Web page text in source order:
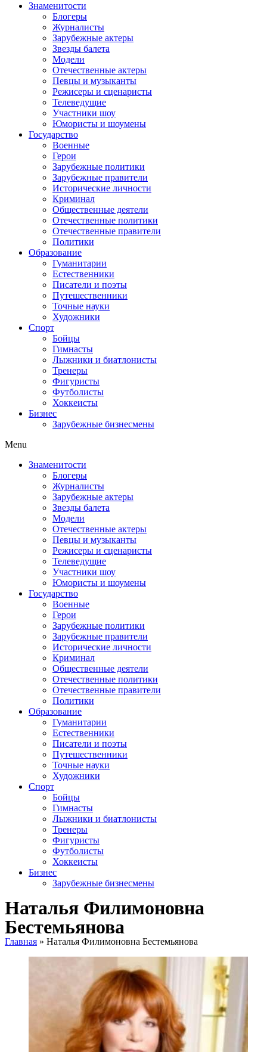
Знаменитости
Блогеры
Журналисты
Зарубежные актеры
Звезды балета
Модели
Отечественные актеры
Певцы и музыканты
Режисеры и сценаристы
Телеведущие
Участники шоу
Юмористы и шоумены
Государство
Военные
Герои
Зарубежные политики
Зарубежные правители
Исторические личности
Криминал
Общественные деятели
Отечественные политики
Отечественные правители
Политики
Образование
Гуманитарии
Естественники
Писатели и поэты
Путешественники
Точные науки
Художники
Спорт
Бойцы
Гимнасты
Лыжники и биатлонисты
Тренеры
Фигуристы
Футболисты
Хоккеисты
Бизнес
Зарубежные бизнесмены
Menu
Знаменитости
Блогеры
Журналисты
Зарубежные актеры
Звезды балета
Модели
Отечественные актеры
Певцы и музыканты
Режисеры и сценаристы
Телеведущие
Участники шоу
Юмористы и шоумены
Государство
Военные
Герои
Зарубежные политики
Зарубежные правители
Исторические личности
Криминал
Общественные деятели
Отечественные политики
Отечественные правители
Политики
Образование
Гуманитарии
Естественники
Писатели и поэты
Путешественники
Точные науки
Художники
Спорт
Бойцы
Гимнасты
Лыжники и биатлонисты
Тренеры
Фигуристы
Футболисты
Хоккеисты
Бизнес
Зарубежные бизнесмены
Наталья Филимоновна
Бестемьянова
Главная » Наталья Филимоновна Бестемьянова